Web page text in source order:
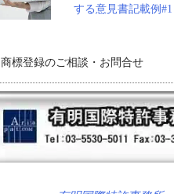
する意見書記載例#1
商標登録のご相談・お問合せ